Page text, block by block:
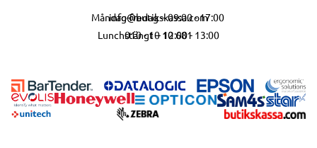
info@butikskassa.com
010 - 10 10 681
Måndag-fredag – 09:00 - 17:00
Lunchstängt – 12:00 - 13:00